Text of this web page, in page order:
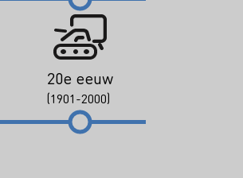
20e eeuw
(1901-2000)